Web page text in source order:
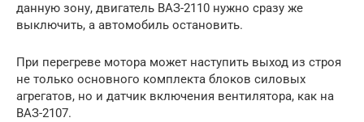
данную зону, двигатель ВАЗ-2110 нужно сразу же
выключить, а автомобиль остановить.
При перегреве мотора может наступить выход из строя
не только основного комплекта блоков силовых
агрегатов, но и датчик включения вентилятора, как на
ВАЗ-2107.